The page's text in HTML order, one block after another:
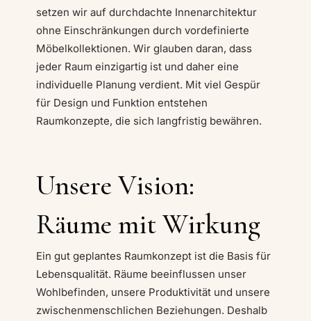
setzen wir auf durchdachte Innenarchitektur
ohne Einschränkungen durch vordefinierte
Möbelkollektionen. Wir glauben daran, dass
jeder Raum einzigartig ist und daher eine
individuelle Planung verdient. Mit viel Gespür
für Design und Funktion entstehen
Raumkonzepte, die sich langfristig bewähren.
Unsere Vision:
Räume mit Wirkung
Ein gut geplantes Raumkonzept ist die Basis für
Lebensqualität. Räume beeinflussen unser
Wohlbefinden, unsere Produktivität und unsere
zwischenmenschlichen Beziehungen. Deshalb